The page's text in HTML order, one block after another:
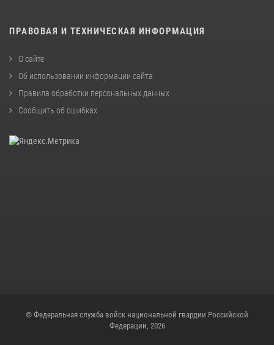
ПРАВОВАЯ И ТЕХНИЧЕСКАЯ ИНФОРМАЦИЯ
О сайте
Об использовании информации сайта
Правила обработки персональных данных
Сообщить об ошибках
© Федеральная служба войск национальной гвардии Российской
Федерации, 2026